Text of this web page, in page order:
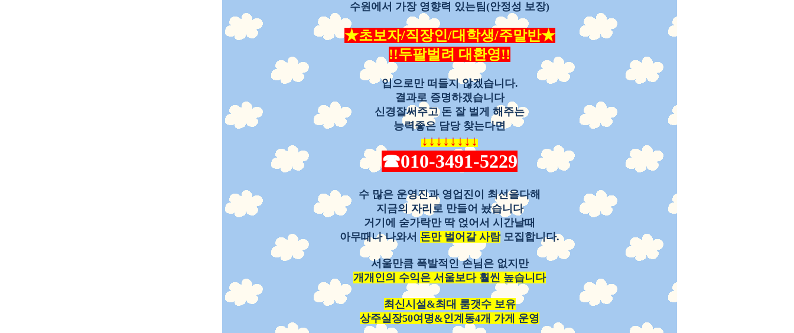
수원에서 가장 영향력 있는팀(안정성 보장)
★초보자/직장인/대학생/주말반★
!!두팔벌려 대환영!!
입으로만 떠들지 않겠습니다.
결과로 증명하겠습니다
신경잘써주고 돈 잘 벌게 해주는
능력좋은 담당 찾는다면
↓↓↓↓↓↓↓↓
☎010-3491-5229
수 많은 운영진과 영업진이 최선을다해
지금의 자리로 만들어 놨습니다
거기에 숟가락만 딱 얹어서 시간날때
아무때나 나와서 돈만 벌어갈 사람모집합니다.
서울만큼 폭발적인 손님은 없지만
개개인의 수익은 서울보다 훨씬 높습니다
최신시설&최대 룸갯수 보유
상주실장50여명&인계동4개 가게 운영